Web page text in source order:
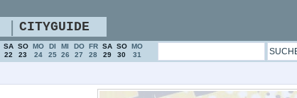
| CITYGUIDE
SA
22
SO
23
MO
24
DI
25
MI
26
DO
27
FR
28
SA
29
SO
30
MO
31